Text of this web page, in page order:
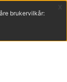
brukervilkår:
x